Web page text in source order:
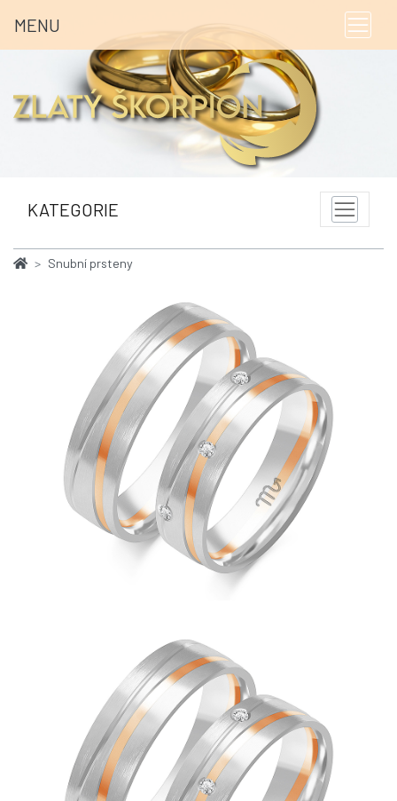
MENU
KATEGORIE
Snubní prsteny